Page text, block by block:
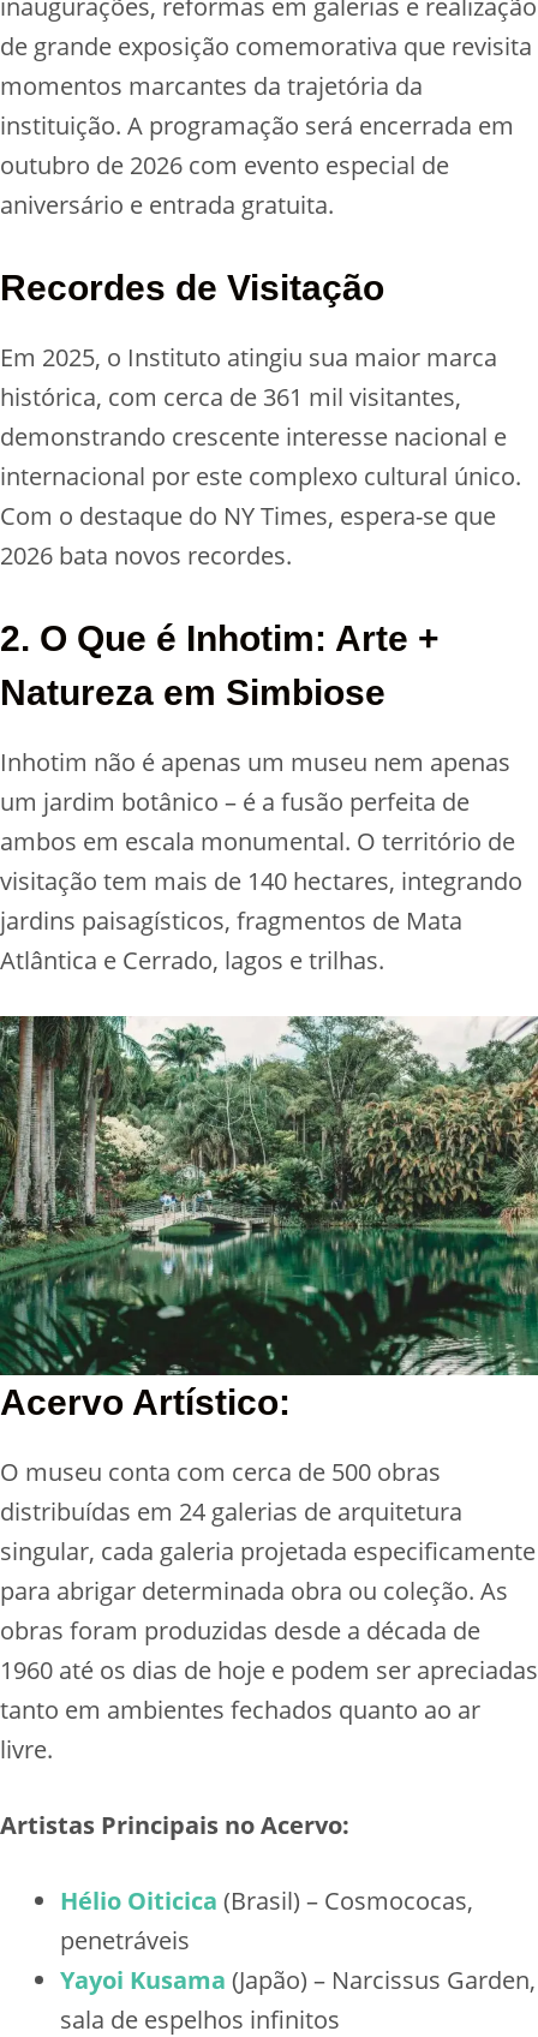
inaugurações, reformas em galerias e realização
de grande exposição comemorativa que revisita
momentos marcantes da trajetória da
instituição. A programação será encerrada em
outubro de 2026 com evento especial de
aniversário e entrada gratuita.
Recordes de Visitação
Em 2025, o Instituto atingiu sua maior marca
histórica, com cerca de 361 mil visitantes,
demonstrando crescente interesse nacional e
internacional por este complexo cultural único.
Com o destaque do NY Times, espera-se que
2026 bata novos recordes.
2. O Que é Inhotim: Arte +
Natureza em Simbiose
Inhotim não é apenas um museu nem apenas
um jardim botânico – é a fusão perfeita de
ambos em escala monumental. O território de
visitação tem mais de 140 hectares, integrando
jardins paisagísticos, fragmentos de Mata
Atlântica e Cerrado, lagos e trilhas.
Acervo Artístico:
O museu conta com cerca de 500 obras
distribuídas em 24 galerias de arquitetura
singular, cada galeria projetada especificamente
para abrigar determinada obra ou coleção. As
obras foram produzidas desde a década de
1960 até os dias de hoje e podem ser apreciadas
tanto em ambientes fechados quanto ao ar
livre.
Artistas Principais no Acervo:
Hélio Oiticica (Brasil) – Cosmococas,
penetráveis
Yayoi Kusama (Japão) – Narcissus Garden,
sala de espelhos infinitos